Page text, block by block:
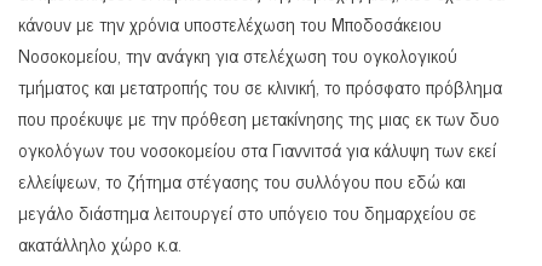
κάνουν με την χρόνια υποστελέχωση του Μποδοσάκειου
Νοσοκομείου, την ανάγκη για στελέχωση του ογκολογικού
τμήματος και μετατροπής του σε κλινική, το πρόσφατο πρόβλημα
που προέκυψε με την πρόθεση μετακίνησης της μιας εκ των δυο
ογκολόγων του νοσοκομείου στα Γιαννιτσά για κάλυψη των εκεί
ελλείψεων, το ζήτημα στέγασης του συλλόγου που εδώ και
μεγάλο διάστημα λειτουργεί στο υπόγειο του δημαρχείου σε
ακατάλληλο χώρο κ.α.